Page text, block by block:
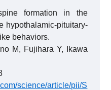
formation in the
hypothalamic-pituitary-
behaviors.
M, Fujihara Y, Ikawa
science/article/pii/S